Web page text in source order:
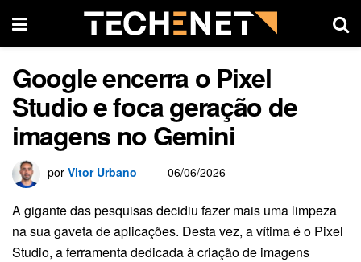
Google encerra o Pixel
Studio e foca geração de
imagens no Gemini
por Vitor Urbano 06/06/2026
A gigante das pesquisas decidiu fazer mais uma limpeza
na sua gaveta de aplicações. Desta vez, a vítima é o Pixel
Studio, a ferramenta dedicada à criação de imagens